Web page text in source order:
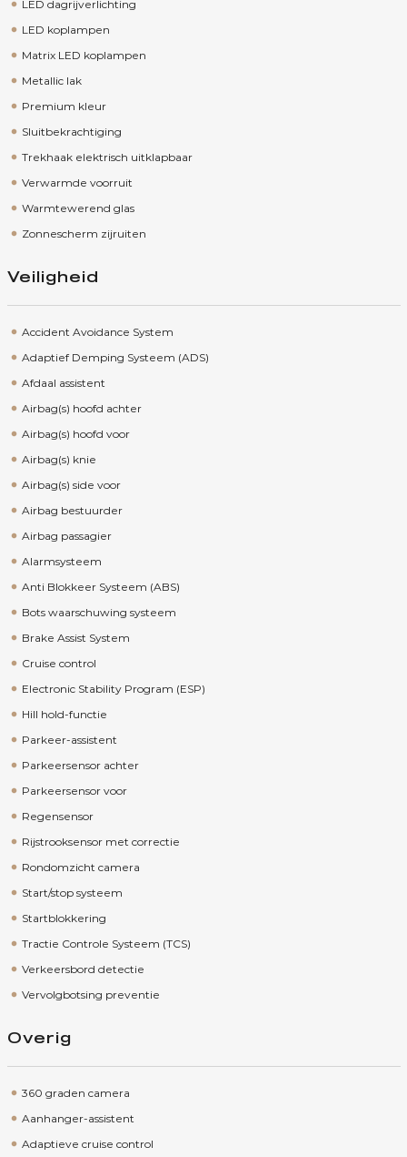
LED dagrijverlichting
LED koplampen
Matrix LED koplampen
Metallic lak
Premium kleur
Sluitbekrachtiging
Trekhaak elektrisch uitklapbaar
Verwarmde voorruit
Warmtewerend glas
Zonnescherm zijruiten
Veiligheid
Accident Avoidance System
Adaptief Demping Systeem (ADS)
Afdaal assistent
Airbag(s) hoofd achter
Airbag(s) hoofd voor
Airbag(s) knie
Airbag(s) side voor
Airbag bestuurder
Airbag passagier
Alarmsysteem
Anti Blokkeer Systeem (ABS)
Bots waarschuwing systeem
Brake Assist System
Cruise control
Electronic Stability Program (ESP)
Hill hold-functie
Parkeer-assistent
Parkeersensor achter
Parkeersensor voor
Regensensor
Rijstrooksensor met correctie
Rondomzicht camera
Start/stop systeem
Startblokkering
Tractie Controle Systeem (TCS)
Verkeersbord detectie
Vervolgbotsing preventie
Overig
360 graden camera
Aanhanger-assistent
Adaptieve cruise control